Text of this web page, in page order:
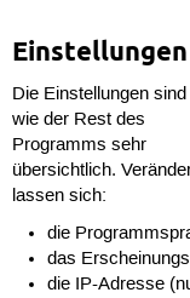
Einstellungen
Die Einstellungen sind
wie der Rest des
Programms sehr
übersichtlich.
lassen sich:
die
das
die IP-Adresse